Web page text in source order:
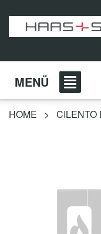
MENÜ
HOME > CILENTO